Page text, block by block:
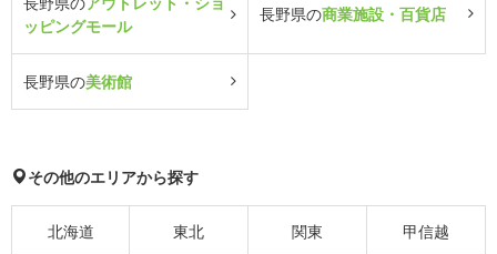
ッピングモール
長野県の商業施設・百貨店
長野県の美術館
その他のエリアから探す
北海道 東北 関東 甲信越